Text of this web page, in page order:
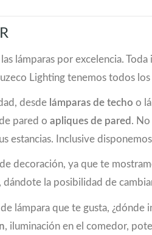
lámparas por excelencia.
Lighting tenemos todos
desde lámparas de techo o
pared o apliques de pared . No
estancias. Inclusive
decoración, ya que te
dándote la posibilidad de
lámpara que te gusta,
, iluminación en el comedor,